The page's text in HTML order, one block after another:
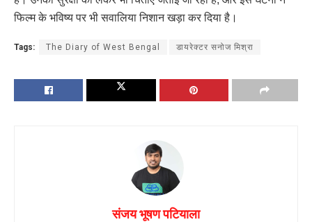
फिल्म के भविष्य पर भी सवालिया निशान खड़ा कर दिया है।
Tags: The Diary of West Bengal डायरेक्टर सनोज मिश्रा
संजय भूषण पटियाला